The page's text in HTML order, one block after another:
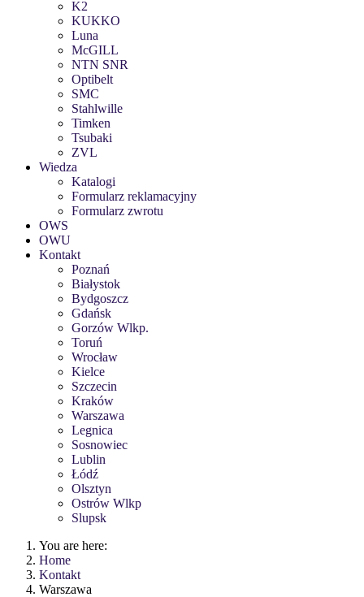
K2
KUKKO
Luna
McGILL
NTN SNR
Optibelt
SMC
Stahlwille
Timken
Tsubaki
ZVL
Wiedza
Katalogi
Formularz reklamacyjny
Formularz zwrotu
OWS
OWU
Kontakt
Poznań
Białystok
Bydgoszcz
Gdańsk
Gorzów Wlkp.
Toruń
Wrocław
Kielce
Szczecin
Kraków
Warszawa
Legnica
Sosnowiec
Lublin
Łódź
Olsztyn
Ostrów Wlkp
Slupsk
You are here:
Home
Kontakt
Warszawa